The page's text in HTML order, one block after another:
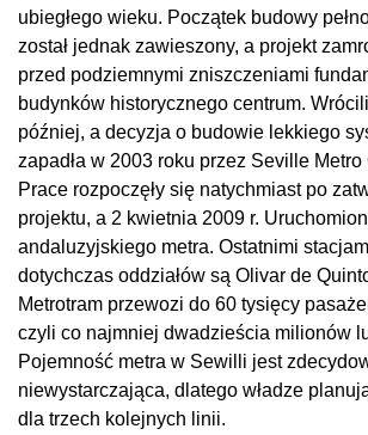
ubiegłego wieku. Początek budowy
został jednak zawieszony, a projekt
przed podziemnymi zniszczeniami
budynków historycznego centrum.
później, a decyzja o budowie lekkiego
zapadła w 2003 roku przez Seville Metro
Prace rozpoczęły się natychmiast po
projektu, a 2 kwietnia 2009 r.
andaluzyjskiego metra. Ostatnimi
dotychczas oddziałów są Olivar de
Metrotram przewozi do 60 tysięcy
czyli co najmniej dwadzieścia milionów
Pojemność metra w Sewilli jest
niewystarczająca, dlatego władze
dla trzech kolejnych linii.